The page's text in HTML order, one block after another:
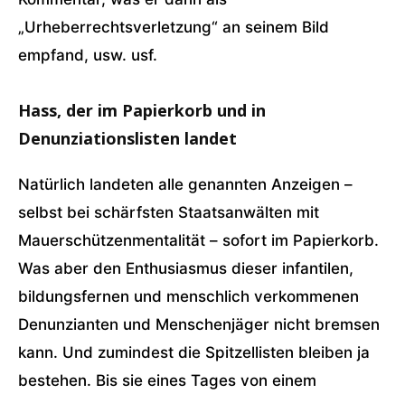
„Urheberrechtsverletzung“ an seinem Bild
empfand, usw. usf.
Hass, der im Papierkorb und in
Denunziationslisten landet
Natürlich landeten alle genannten Anzeigen –
selbst bei schärfsten Staatsanwälten mit
Mauerschützenmentalität – sofort im Papierkorb.
Was aber den Enthusiasmus dieser infantilen,
bildungsfernen und menschlich verkommenen
Denunzianten und Menschenjäger nicht bremsen
kann. Und zumindest die Spitzellisten bleiben ja
bestehen. Bis sie eines Tages von einem